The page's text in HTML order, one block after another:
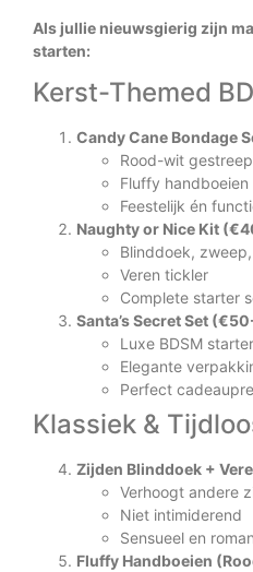
Als jullie nieuwsgierig zijn
starten:
Kerst-Themed
Candy Cane Bondage
Rood-wit
Fluffy
Feestelijk én
Naughty or Nice Kit
Blinddoek,
Veren tickler
Complete starter
Santa’s Secret Set
Luxe BDSM
Elegante
Perfect
Klassiek &
Zijden Blinddoek +
Verhoogt andere
Niet intimiderend
Sensueel en
Fluffy Handboeien